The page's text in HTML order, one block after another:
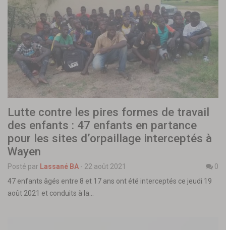
Lutte contre les pires formes de travail
des enfants : 47 enfants en partance
pour les sites d’orpaillage interceptés à
Wayen
Posté par Lassané BA - 22 août 2021
0
47 enfants âgés entre 8 et 17 ans ont été interceptés ce jeudi 19
août 2021 et conduits à la…